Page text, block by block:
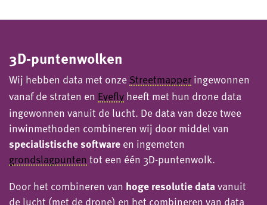
3D-puntenwolken
Wij hebben data met onzeStreetmapperingewonnen
vanaf de straten en Eyeflyheeft met hun drone data
ingewonnen vanuit de lucht. De data van deze twee
inwinmethoden combineren wij door middel van
specialistische softwareen ingemeten
grondslagpunten tot een één 3D-puntenwolk.
Door het combineren van hoge resolutie datavanuit
de lucht (met de drone) en het combineren van data